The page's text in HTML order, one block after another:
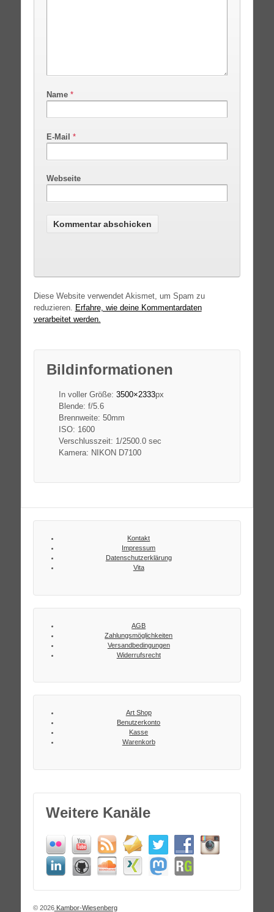
Name *
E-Mail *
Webseite
Diese Website verwendet Akismet, um Spam zu
reduzieren.
Erfahre, wie deine Kommentardaten
verarbeitet werden.
Bildinformationen
In voller Größe: 3500×2333px
Blende: f/5.6
Brennweite: 50mm
ISO: 1600
Verschlusszeit: 1/2500.0 sec
Kamera: NIKON D7100
Kontakt
Impressum
Datenschutzerklärung
Vita
AGB
Zahlungsmöglichkeiten
Versandbedingungen
Widerrufsrecht
Art Shop
Benutzerkonto
Kasse
Warenkorb
Weitere Kanäle
© 2026Kambor-Wiesenberg